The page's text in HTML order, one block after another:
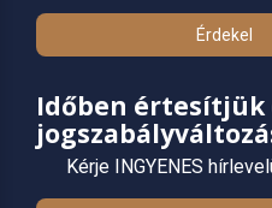
Érdekel
Időben értesítjük
Kérje INGYENES